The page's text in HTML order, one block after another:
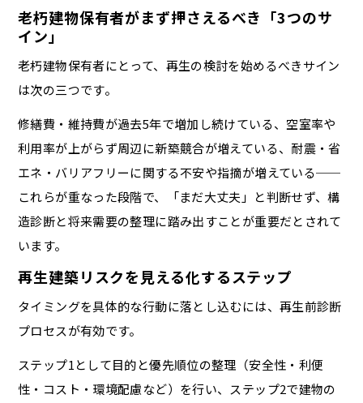
老朽建物保有者がまず押さえるべき「3つのサ
イン」
老朽建物保有者にとって、再生の検討を始めるべきサイン
は次の三つです。
修繕費・維持費が過去5年で増加し続けている、空室率や
利用率が上がらず周辺に新築競合が増えている、耐震・省
エネ・バリアフリーに関する不安や指摘が増えている──
これらが重なった段階で、「まだ大丈夫」と判断せず、構
造診断と将来需要の整理に踏み出すことが重要だとされて
います。
再生建築リスクを見える化するステップ
タイミングを具体的な行動に落とし込むには、再生前診断
プロセスが有効です。
ステップ1として目的と優先順位の整理（安全性・利便
性・コスト・環境配慮など）を行い、ステップ2で建物の